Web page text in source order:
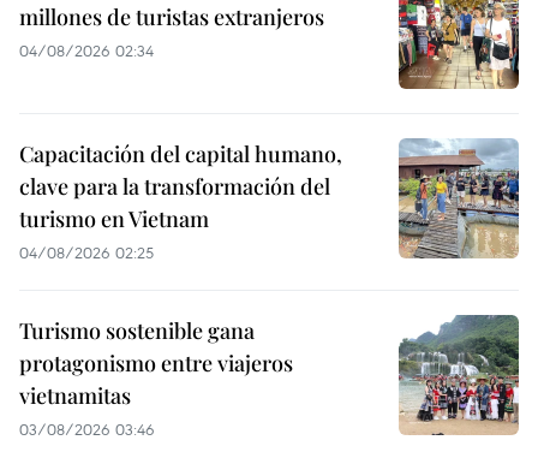
millones de turistas extranjeros
04/08/2026 02:34
Capacitación del capital humano,
clave para la transformación del
turismo en Vietnam
04/08/2026 02:25
Turismo sostenible gana
protagonismo entre viajeros
vietnamitas
03/08/2026 03:46